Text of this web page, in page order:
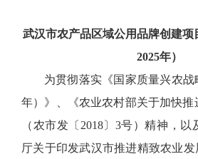
武汉市农产品区域公用品牌创建项
2025年）
为贯彻落实《国家质量兴农战
年）》、《农业农村部关于加快推
（农市发〔2018〕3号）精神，
厅关于印发武汉市推进精致农业发